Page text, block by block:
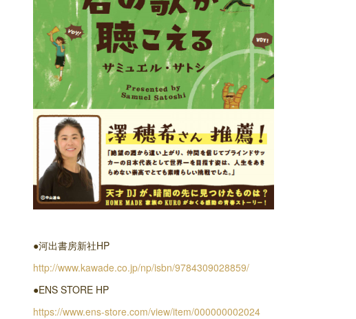
●河出書房新社HP
http://www.kawade.co.jp/np/isbn/9784309028859/
●ENS STORE HP
https://www.ens-store.com/view/item/000000002024